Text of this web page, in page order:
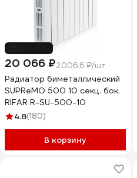
20 066 ₽2006.6 ₽/шт
Радиатор биметаллический
SUPReMO 500 10 секц. бок.
RIFAR R-SU-500-10
4.8(180)
В корзину